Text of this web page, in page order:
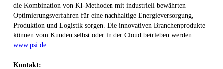
die Kombination von KI-Methoden mit industriell bewährten
Optimierungsverfahren für eine nachhaltige Energieversorgung,
Produktion und Logistik sorgen. Die innovativen Branchenprodukte
können vom Kunden selbst oder in der Cloud betrieben werden.
www.psi.de
Kontakt: